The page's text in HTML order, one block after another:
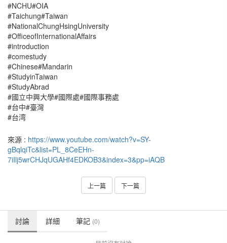
#NCHU#OIA
#Taichung#Taiwan
#NationalChungHsingUniversity
#OfficeofInternationalAffairs
#introduction
#comestudy
#Chinese#Mandarin
#StudyinTaiwan
#StudyAbrad
#國立中興大學#國際處#國際事務處
#台中#臺灣
#台湾
來源 : https://www.youtube.com/watch?v=SY-
gBqlqiTc&list=PL_8CeEHn-
7iIlj5wrCHJqUGAHf4EDKOB3&index=3&pp=iAQB
上一篇 下一篇
討論 詳細 筆記 (0)